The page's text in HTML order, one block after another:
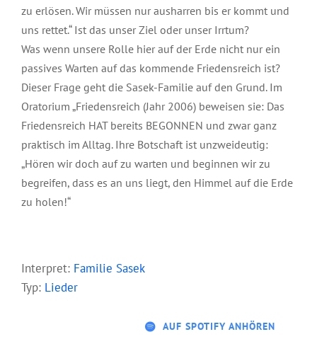
zu erlösen. Wir müssen nur ausharren bis er kommt und
uns rettet.“ Ist das unser Ziel oder unser Irrtum?
Was wenn unsere Rolle hier auf der Erde nicht nur ein
passives Warten auf das kommende Friedensreich ist?
Dieser Frage geht die Sasek-Familie auf den Grund. Im
Oratorium „Friedensreich (Jahr 2006) beweisen sie: Das
Friedensreich HAT bereits BEGONNEN und zwar ganz
praktisch im Alltag. Ihre Botschaft ist unzweideutig:
„Hören wir doch auf zu warten und beginnen wir zu
begreifen, dass es an uns liegt, den Himmel auf die Erde
zu holen!“
Interpret: Familie Sasek
Typ: Lieder
AUF SPOTIFY ANHÖREN